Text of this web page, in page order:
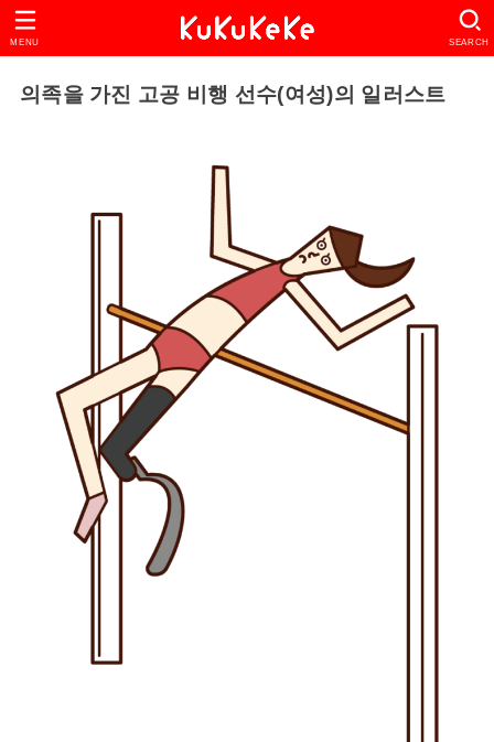
SEARCH
MENU
의족을 가진 고공 비행 선수(여성)의 일러스트